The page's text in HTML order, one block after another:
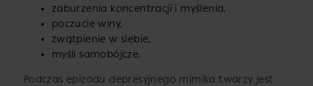
zaburzenia koncentracji i myślenia,
poczucie winy,
zwątpienie w siebie,
myśli samobójcze.
Podczas epizodu depresyjnego mimika twarzy jest